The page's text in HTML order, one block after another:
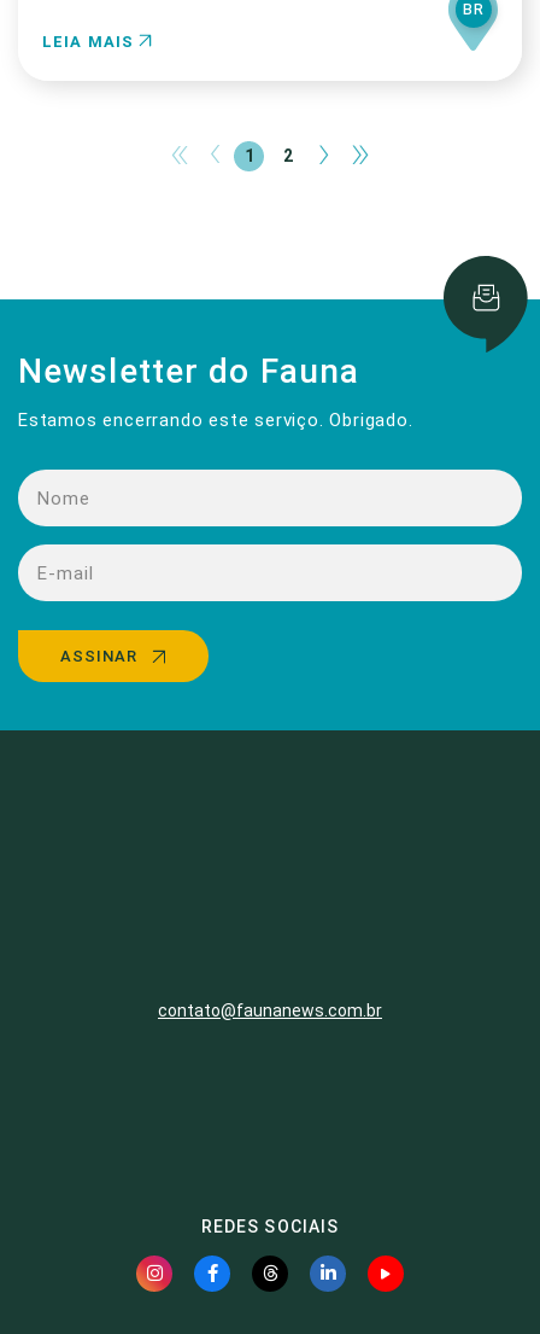
LEIA MAIS
BR
« ‹ 1 2 › »
Newsletter do Fauna
Estamos encerrando este serviço. Obrigado.
ASSINAR
contato@faunanews.com.br
REDES SOCIAIS